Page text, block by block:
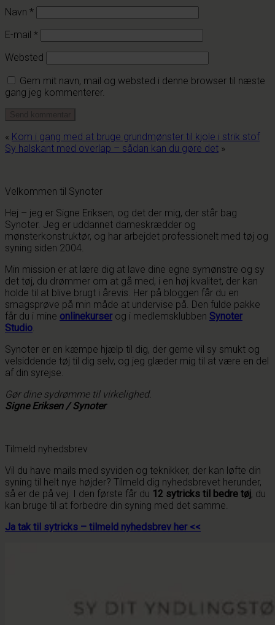
Navn *
E-mail *
Websted
Gem mit navn, mail og websted i denne browser til næste
gang jeg kommenterer.
« Kom i gang med at bruge grundmønster til kjole i strik stof
Sy halskant med overlap – sådan kan du gøre det »
Velkommen til Synoter
Hej – jeg er Signe Eriksen, og det der mig, der står bag
Synoter. Jeg er uddannet dameskrædder og
mønsterkonstruktør, og har arbejdet professionelt med tøj og
syning siden 2004.
Min mission er at lære dig at lave dine egne symønstre og sy
det tøj, du drømmer om at gå med, i en høj kvalitet, der kan
holde til at blive brugt i årevis. Her på bloggen får du en
smagsprøve på min måde at undervise på. Den fulde pakke
får du i mine onlinekurserog i medlemsklubben Synoter
Studio.
Synoter er en kæmpe hjælp til dig, der gerne vil sy smukt og
velsiddende tøj til dig selv, og jeg glæder mig til at være en del
af din syrejse.
Gør dine sydrømme til virkelighed.
Signe Eriksen / Synoter
Tilmeld nyhedsbrev
Vil du have mails med syviden og teknikker, der kan løfte din
syning til helt nye højder? Tilmeld dig nyhedsbrevet herunder,
så er de på vej. I den første får du 12 sytricks til bedre tøj, du
kan bruge til at forbedre din syning med det samme.
Ja tak til sytricks – tilmeld nyhedsbrev her <<